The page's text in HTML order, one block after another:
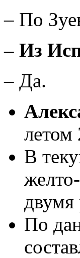
– По
– Из
– Да.
летом
В
двумя
По